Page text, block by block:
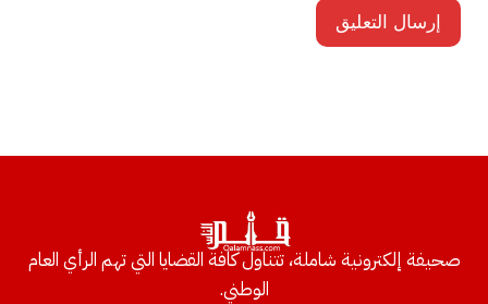
صحيفة إلكترونية شاملة، تتناول كافة القضايا التي تهم الرأي العام
الوطني.